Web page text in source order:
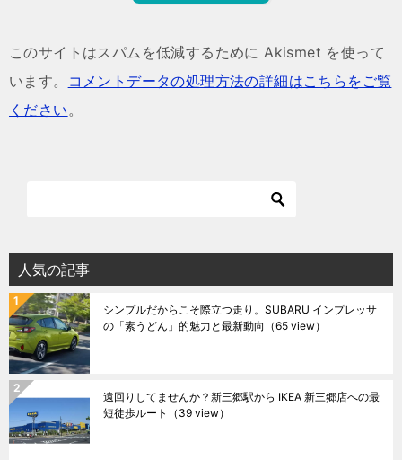
このサイトはスパムを低減するために Akismet を使って
います。
コメントデータの処理方法の詳細はこちらをご覧
ください。
人気の記事
シンプルだからこそ際立つ走り。SUBARU インプレッサ
の「素うどん」的魅力と最新動向 （65 view）
遠回りしてませんか？新三郷駅から IKEA 新三郷店への最
短徒歩ルート
（39 view）